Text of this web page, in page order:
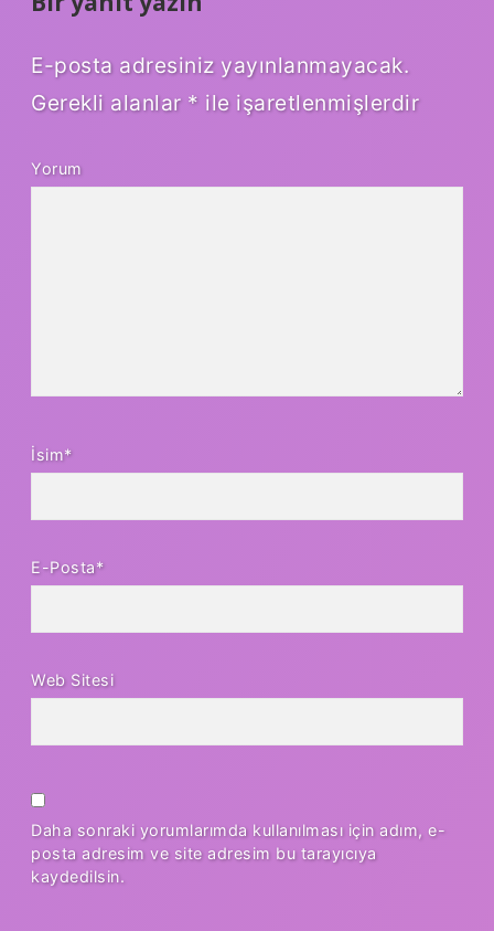
E-posta adresiniz yayınlanmayacak.
Gerekli alanlar * ile işaretlenmişlerdir
Yorum
İsim*
E-Posta*
Web Sitesi
Daha sonraki yorumlarımda kullanılması için adım, e-
posta adresim ve site adresim bu tarayıcıya
kaydedilsin.